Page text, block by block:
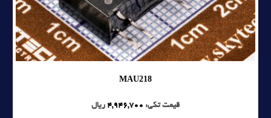
MAU218
قیمت تکی: 4,946,700 ریال